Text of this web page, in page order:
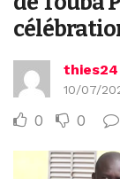
thies24
10/07/
0 0